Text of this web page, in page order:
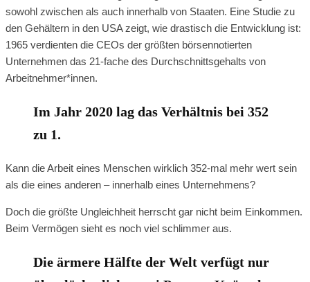
sowohl zwischen als auch innerhalb von Staaten. Eine Studie zu
den Gehältern in den USA zeigt, wie drastisch die Entwicklung ist:
1965 verdienten die CEOs der größten börsennotierten
Unternehmen das 21-fache des Durchschnittsgehalts von
Arbeitnehmer*innen.
Im Jahr 2020 lag das Verhältnis bei 352
zu 1.
Kann die Arbeit eines Menschen wirklich 352-mal mehr wert sein
als die eines anderen – innerhalb eines Unternehmens?
Doch die größte Ungleichheit herrscht gar nicht beim Einkommen.
Beim Vermögen sieht es noch viel schlimmer aus.
Die ärmere Hälfte der Welt verfügt nur